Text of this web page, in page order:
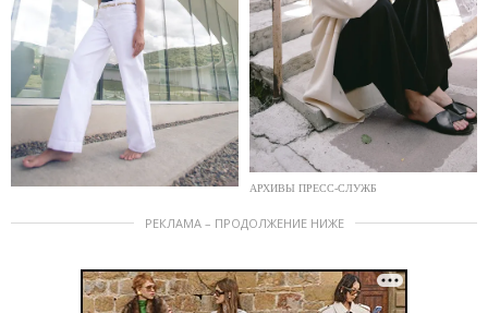
АРХИВЫ ПРЕСС-СЛУЖБ
РЕКЛАМА – ПРОДОЛЖЕНИЕ НИЖЕ